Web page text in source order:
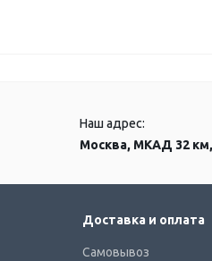
Наш адрес:
Москва, МКАД 32
Доставка и оплата
Самовывоз